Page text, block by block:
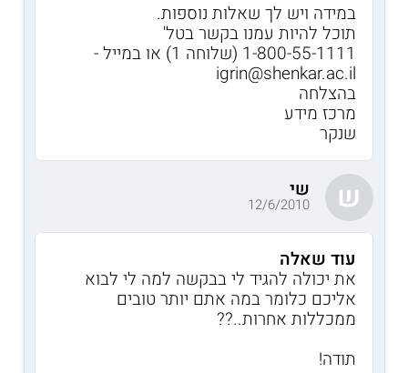
במידה ויש לך שאלות נוספות.
תוכל להיות עמנו בקשר בטל'
1-800-55-1111 (שלוחה 1) או במייל -
igrin@shenkar.ac.il
בהצלחה
מרכז מידע
שנקר
ש שי
12/6/2010
עוד שאלה
את יכולה להגיד לי בבקשה למה לי לבוא
אליכם כלומר במה אתם יותר טובים
ממכללות אחרות..??
תודה!